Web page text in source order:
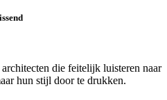
die feitelijk luisteren naar
hun stijl door te drukken.